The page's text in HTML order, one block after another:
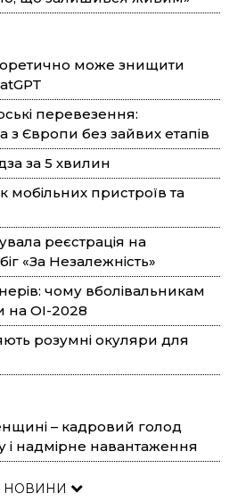
може знищити
перевезення:
з Європи без зайвих етапів
за 5 хвилин
пристроїв та
реєстрація на
«За Незалежність»
чому вболівальникам
на ОІ-2028
розумні окуляри для
– кадровий голод
і надмірне навантаження
НОВИНИ